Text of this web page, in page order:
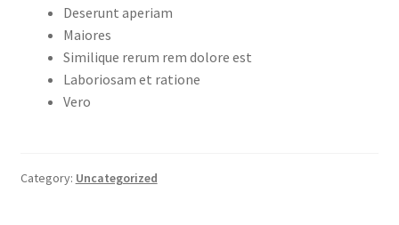
Deserunt aperiam
Maiores
Similique rerum rem dolore est
Laboriosam et ratione
Vero
Category: Uncategorized